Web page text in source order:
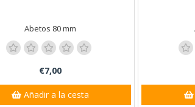
Abetos 80 mm
€7,00
Añadir a la cesta